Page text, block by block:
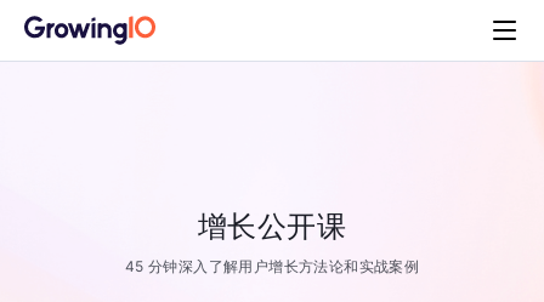
增长公开课
45 分钟深入了解用户增长方法论和实战案例